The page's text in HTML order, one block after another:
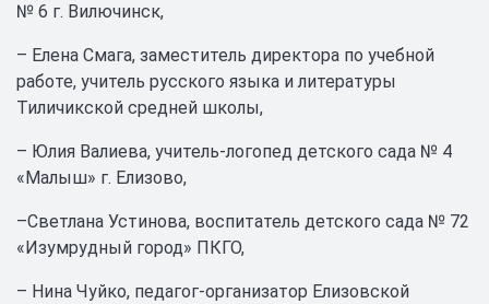
№ 6 г. Вилючинск,
– Елена Смага, заместитель директора по учебной
работе, учитель русского языка и литературы
Тиличикской средней школы,
– Юлия Валиева, учитель-логопед детского сада № 4
«Малыш» г. Елизово,
–Светлана Устинова, воспитатель детского сада № 72
«Изумрудный город» ПКГО,
– Нина Чуйко, педагог-организатор Елизовской